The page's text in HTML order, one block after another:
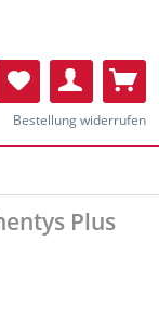
Bestellung widerrufen
Plus